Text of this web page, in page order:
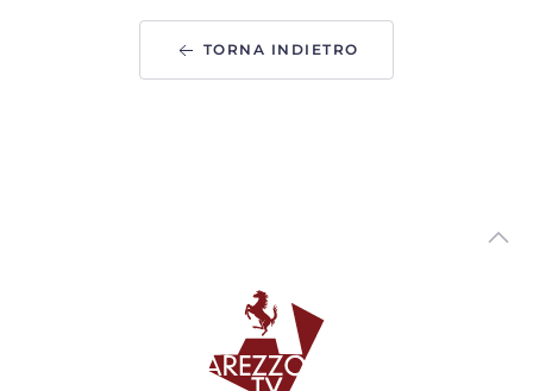
00:02:35 - Venerdì, 16 Agosto 2019
00:02:19 - Venerdì, 26 Luglio 2019
"News dall'Argentario". Amici del guzzo " 2° mostra di
modellismo navale"
TORNA INDIETRO